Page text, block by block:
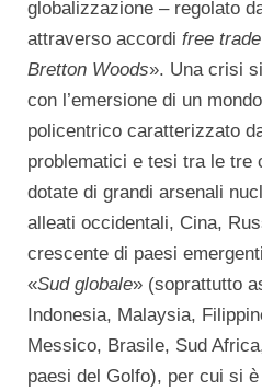
globalizzazione – regolato
attraverso accordi free trade
Bretton Woods». Una crisi
con l’emersione di un
policentrico caratterizzato
problematici e tesi tra le tre
dotate di grandi arsenali
alleati occidentali, Cina,
crescente di paesi
«Sud globale» (soprattutto
Indonesia, Malaysia,
Messico, Brasile, Sud
paesi del Golfo), per cui si